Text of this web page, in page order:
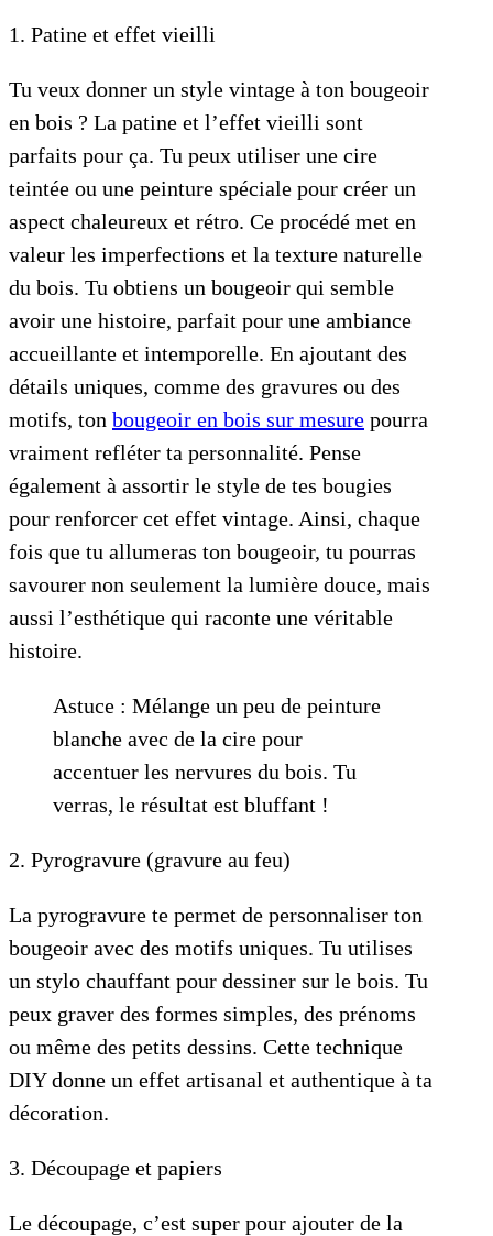
1. Patine et effet vieilli
Tu veux donner un style vintage à ton bougeoir
en bois ? La patine et l’effet vieilli sont
parfaits pour ça. Tu peux utiliser une cire
teintée ou une peinture spéciale pour créer un
aspect chaleureux et rétro. Ce procédé met en
valeur les imperfections et la texture naturelle
du bois. Tu obtiens un bougeoir qui semble
avoir une histoire, parfait pour une ambiance
accueillante et intemporelle. En ajoutant des
détails uniques, comme des gravures ou des
motifs, ton bougeoir en bois sur mesure pourra
vraiment refléter ta personnalité. Pense
également à assortir le style de tes bougies
pour renforcer cet effet vintage. Ainsi, chaque
fois que tu allumeras ton bougeoir, tu pourras
savourer non seulement la lumière douce, mais
aussi l’esthétique qui raconte une véritable
histoire.
Astuce : Mélange un peu de peinture
blanche avec de la cire pour
accentuer les nervures du bois. Tu
verras, le résultat est bluffant !
2. Pyrogravure (gravure au feu)
La pyrogravure te permet de personnaliser ton
bougeoir avec des motifs uniques. Tu utilises
un stylo chauffant pour dessiner sur le bois. Tu
peux graver des formes simples, des prénoms
ou même des petits dessins. Cette technique
DIY donne un effet artisanal et authentique à ta
décoration.
3. Découpage et papiers
Le découpage, c’est super pour ajouter de la